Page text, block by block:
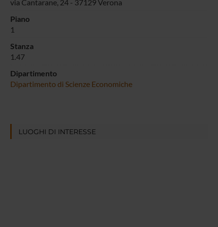
via Cantarane, 24 - 37129 Verona
Piano
1
Stanza
1.47
Dipartimento
Dipartimento di Scienze Economiche
LUOGHI DI INTERESSE